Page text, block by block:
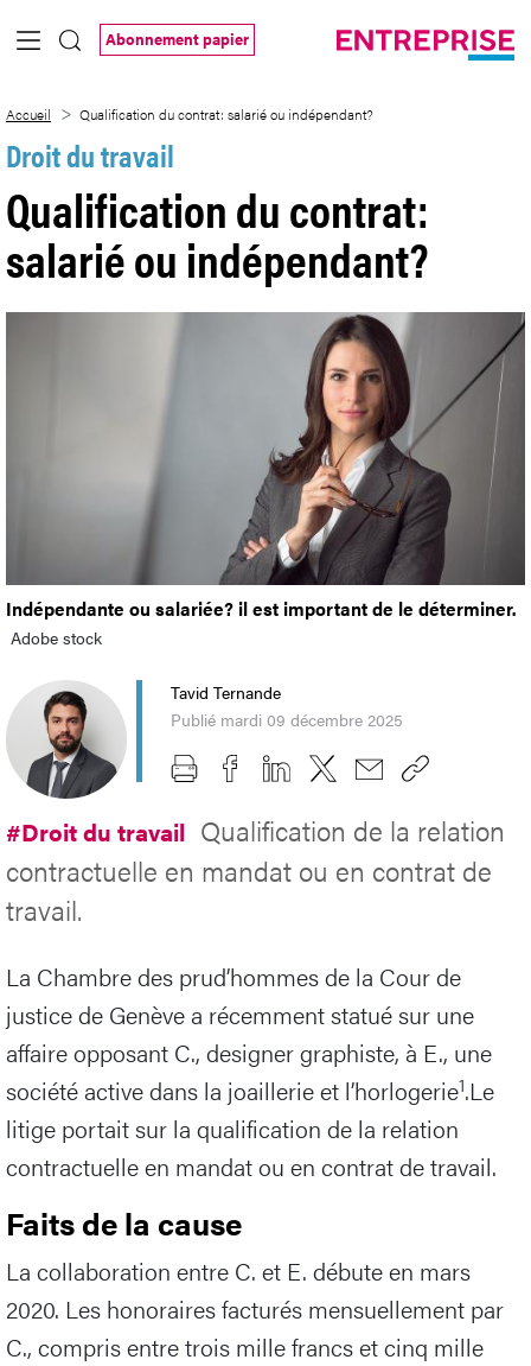
Saut au contenu principal
Abonnement papier
Accueil Qualification du contrat: salarié ou indépendant?
Droit du travail
Qualification du contrat:
salarié ou indépendant?
Indépendante ou salariée? il est important de le déterminer.
Adobe stock
Tavid Ternande
Publié mardi 09 décembre 2025
#Droit du travail Qualification de la relation
contractuelle en mandat ou en contrat de
travail.
La Chambre des prud’hommes de la Cour de
justice de Genève a récemment statué sur une
affaire opposant C., designer graphiste, à E., une
société active dans la joaillerie et l’horlogerie1.Le
litige portait sur la qualification de la relation
contractuelle en mandat ou en contrat de travail.
Faits de la cause
La collaboration entre C. et E. débute en mars
2020. Les honoraires facturés mensuellement par
C., compris entre trois mille francs et cinq mille